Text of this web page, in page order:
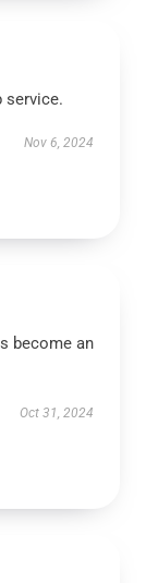
service.
Nov 6, 2024
become an
Oct 31, 2024